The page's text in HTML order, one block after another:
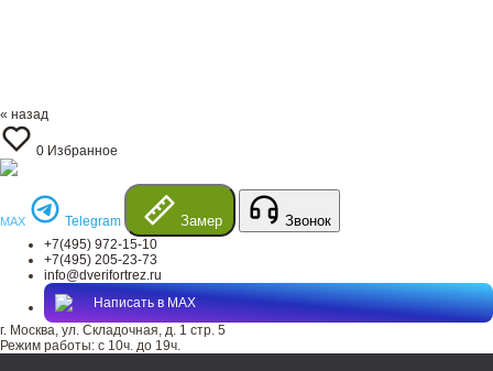
« назад
0 Избранное
MAX Telegram Замер Звонок
+7(495) 972-15-10
+7(495) 205-23-73
info@dverifortrez.ru
Написать в MAX
г. Москва, ул. Складочная, д. 1 стр. 5
Режим работы: с 10ч. до 19ч.